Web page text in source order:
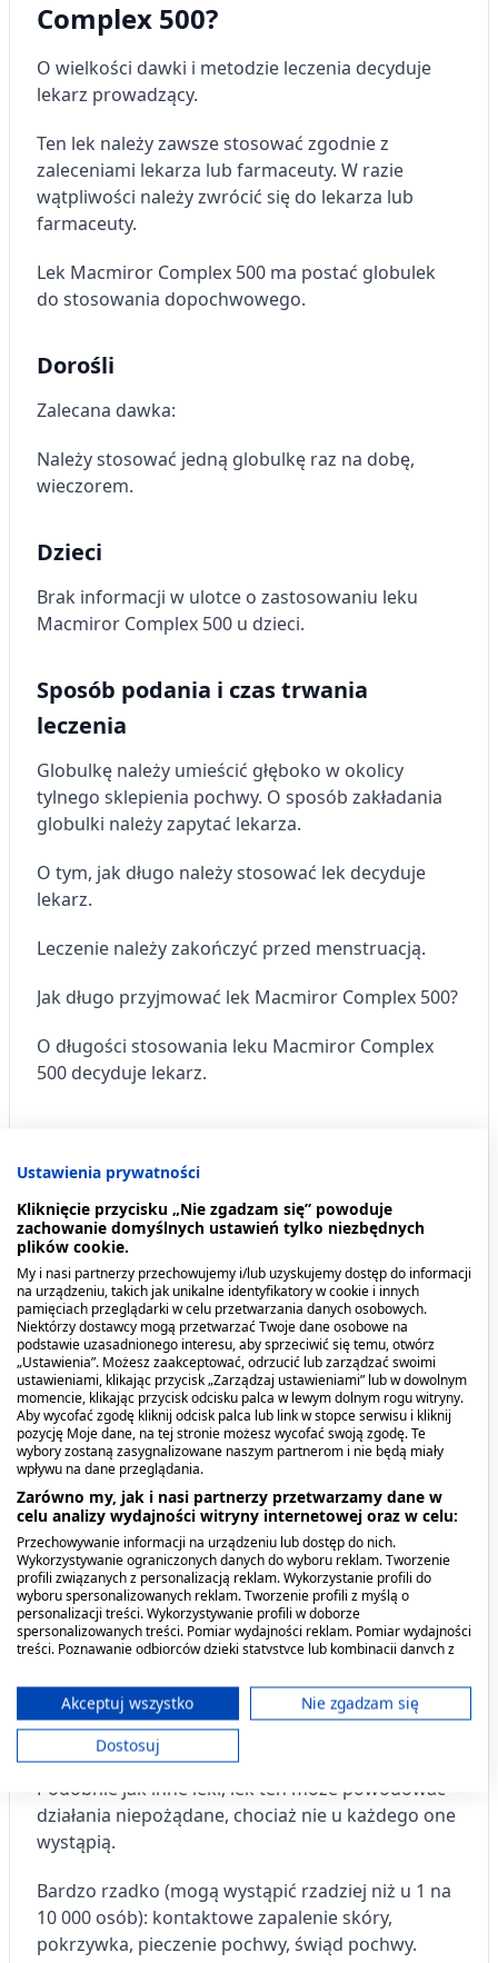
Complex 500?
O wielkości dawki i metodzie leczenia decyduje
lekarz prowadzący.
Ten lek należy zawsze stosować zgodnie z
zaleceniami lekarza lub farmaceuty. W razie
wątpliwości należy zwrócić się do lekarza lub
farmaceuty.
Lek Macmiror Complex 500 ma postać globulek
do stosowania dopochwowego.
Dorośli
Zalecana dawka:
Należy stosować jedną globulkę raz na dobę,
wieczorem.
Dzieci
Brak informacji w ulotce o zastosowaniu leku
Macmiror Complex 500 u dzieci.
Sposób podania i czas trwania
leczenia
Globulkę należy umieścić głęboko w okolicy
tylnego sklepienia pochwy. O sposób zakładania
globulki należy zapytać lekarza.
O tym, jak długo należy stosować lek decyduje
lekarz.
Leczenie należy zakończyć przed menstruacją.
Jak długo przyjmować lek Macmiror Complex 500?
O długości stosowania leku Macmiror Complex
500 decyduje lekarz.
pominięcie
Z uwagi na drogę podawania i fakt, że lek nie
wchłania się i nie działa ogólnie, przedawkowanie
jest bardzo mało prawdopodobne.
Do tej pory nie zgłoszono przypadku
przedawkowania leku.
Nie należy bez porozumienia z lekarzem
przerywać leczenia, gdyż może być ono
nieskuteczne.
Przeciwwskazania. Kto nie
powinien przyjmować leku?
Jeśli pacjentka ma uczulenie na substancje czynne
lub którykolwiek z pozostałych składników tego
leku.
Działania niepożądane i skutki
uboczne
Podobnie jak inne leki, lek ten może powodować
działania niepożądane, chociaż nie u każdego one
wystąpią.
Bardzo rzadko (mogą wystąpić rzadziej niż u 1 na
10 000 osób): kontaktowe zapalenie skóry,
pokrzywka, pieczenie pochwy, świąd pochwy.
Ustawienia prywatności
Kliknięcie przycisku „Nie zgadzam się” powoduje
zachowanie domyślnych ustawień tylko niezbędnych
plików cookie.
My i nasi partnerzy przechowujemy i/lub uzyskujemy dostęp do informacji
na urządzeniu, takich jak unikalne identyfikatory w cookie i innych
pamięciach przeglądarki w celu przetwarzania danych osobowych.
Niektórzy dostawcy mogą przetwarzać Twoje dane osobowe na
podstawie uzasadnionego interesu, aby sprzeciwić się temu, otwórz
„Ustawienia”. Możesz zaakceptować, odrzucić lub zarządzać swoimi
ustawieniami, klikając przycisk „Zarządzaj ustawieniami” lub w dowolnym
momencie, klikając przycisk odcisku palca w lewym dolnym rogu witryny.
Aby wycofać zgodę kliknij odcisk palca lub link w stopce serwisu i kliknij
pozycję Moje dane, na tej stronie możesz wycofać swoją zgodę. Te
wybory zostaną zasygnalizowane naszym partnerom i nie będą miały
wpływu na dane przeglądania.
Zarówno my, jak i nasi partnerzy przetwarzamy dane w
celu analizy wydajności witryny internetowej oraz w celu:
Przechowywanie informacji na urządzeniu lub dostęp do nich.
Wykorzystywanie ograniczonych danych do wyboru reklam. Tworzenie
profili związanych z personalizacją reklam. Wykorzystanie profili do
wyboru spersonalizowanych reklam. Tworzenie profili z myślą o
personalizacji treści. Wykorzystywanie profili w doborze
spersonalizowanych treści. Pomiar wydajności reklam. Pomiar wydajności
treści. Poznawanie odbiorców dzięki statystyce lub kombinacji danych z
ograniczonych danych do wyboru treści.
Dane mogą być udostępniane poza Unię Europejską i wysyłane do USA.
Twoja zgoda i polityka cookie dotyczą wyłącznie tej witryny/aplikacji.
Wyświetl listę partnerów (11 dostawców IAB)
Cele przetwarzania IAB:
Przechowywanie informacji na urządzeniu
Wykorzystywanie ograniczonych danych do
wyboru reklam
Akceptuj wszystko
Nie zgadzam się
Dostosuj